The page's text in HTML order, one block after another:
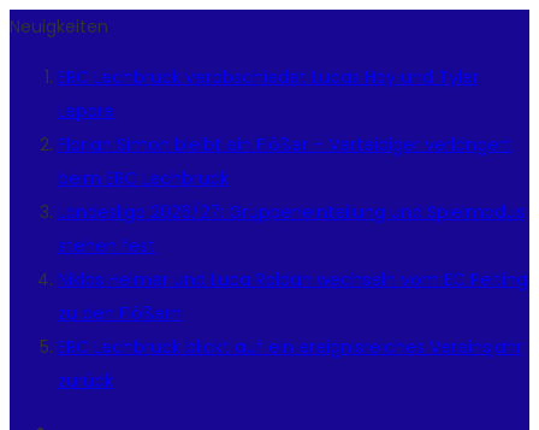
Neuigkeiten
ERC Lechbruck verabschiedet Lucas Hay und Tyler
Lepore
Florian Simon bleibt ein Flößer – Verteidiger verlängert
beim ERC Lechbruck
Landesliga 2026/27: Gruppeneinteilung und Spielmodus
stehen fest
Niklas Helmer und Luca Roldan wechseln vom EC Peiting
zu den Flößern
ERC Lechbruck blickt auf ein ereignisreiches Vereinsjahr
zurück